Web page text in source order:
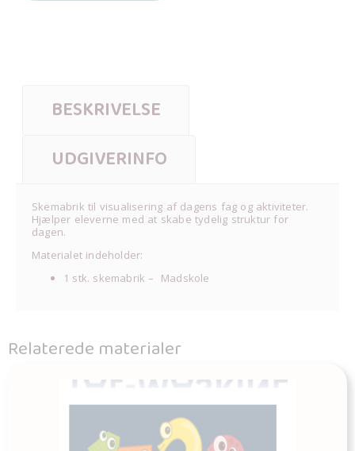
BESKRIVELSE
UDGIVERINFO
Skemabrik til visualisering af dagens fag og aktiviteter.
Hjælper eleverne med at skabe tydelig struktur for
dagen.
Materialet indeholder:
1 stk. skemabrik – Madskole
Relaterede materialer